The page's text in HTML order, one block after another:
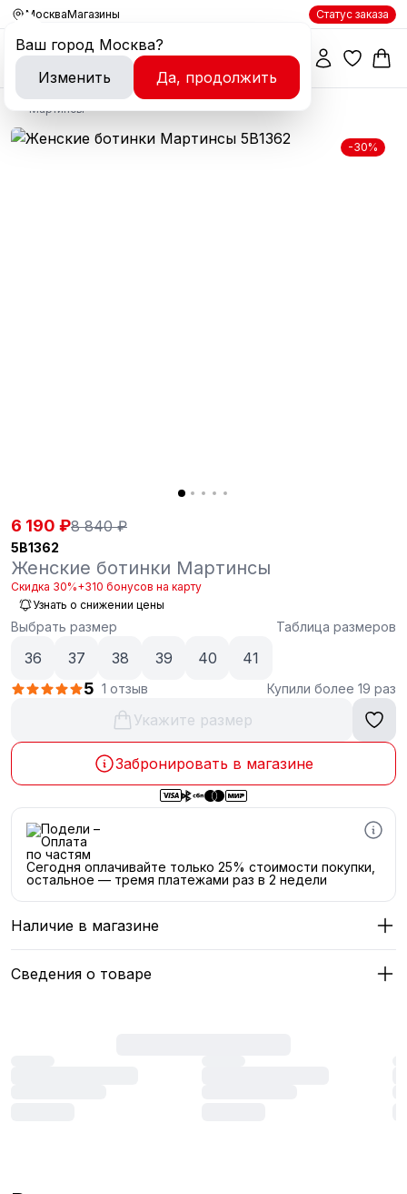
Москва
Ваш город Москва?
Изменить
Да, продолжить
Магазины Статус заказа
Мартинсы
-30%
6 190 ₽8 840 ₽
5B1362
Женские ботинки Мартинсы
Скидка 30%+310 бонусов на карту
Узнать о снижении цены
Выбрать размер Таблица размеров
36 37 38 39 40 41
5 1 отзыв Купили более 19 раз
Укажите размер
Забронировать в магазине
Сегодня оплачивайте только 25% стоимости покупки,
остальное — тремя платежами раз в 2 недели
Наличие в магазине
Сведения о товаре